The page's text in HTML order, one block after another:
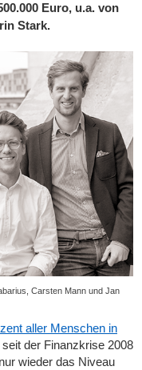
Euro, u.a. von
Stark.
Carsten Mann und Jan
aller Menschen in
der Finanzkrise 2008
wieder das Niveau